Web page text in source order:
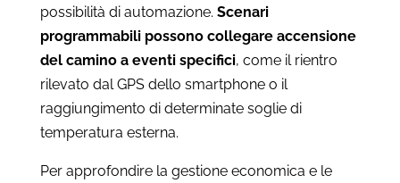
possibilità di automazione. Scenari
programmabili possono collegare accensione
del camino a eventi specifici, come il rientro
rilevato dal GPS dello smartphone o il
raggiungimento di determinate soglie di
temperatura esterna.
Per approfondire la gestione economica e le